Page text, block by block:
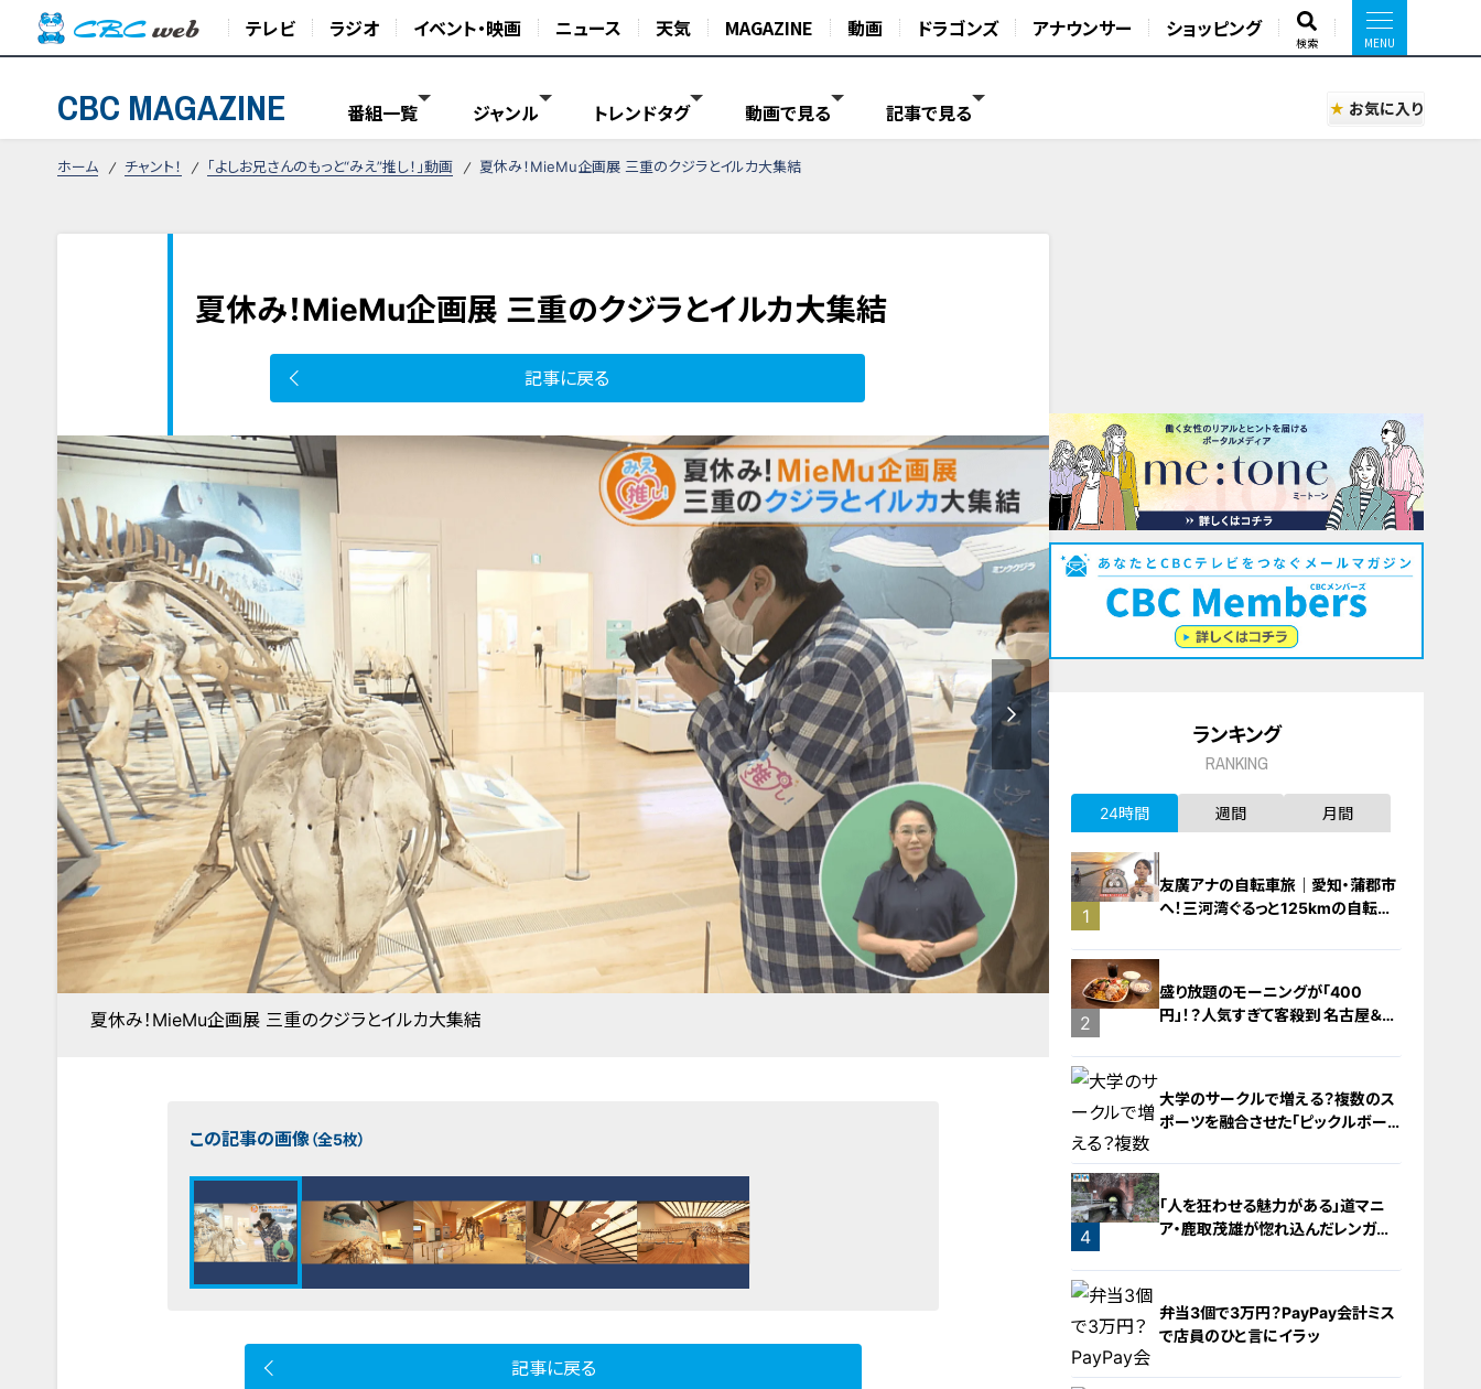
テレビ ラジオ イベント・映画 ニュース 天気 MAGAZINE 動画 ドラゴンズ アナウンサー ショッピング
検索
CBC MAGAZINE 番組一覧 ジャンル トレンドタグ 動画で見る 記事で見る お気に入り
ホーム チャント！ 「よしお兄さんのもっと“みえ”推し！」動画 夏休み！MieMu企画展 三重のクジラとイルカ大集結
夏休み！MieMu企画展 三重のクジラとイルカ大集結
記事に戻る
夏休み！MieMu企画展 三重のクジラとイルカ大集結
この記事の画像（全5枚）
記事に戻る
ランキング
RANKING
24時間 週間 月間
1
友廣アナの自転車旅｜愛知・蒲郡市
へ！三河湾ぐるっと125kmの自転車
2
盛り放題のモーニングが「400
円」！？人気すぎて客殺到 名古屋＆岐
3
大学のサークルで増える？複数のス
ポーツを融合させた「ピックルボー
4
「人を狂わせる魅力がある」道マニ
ア・鹿取茂雄が惚れ込んだレンガの
弁当3個で3万円？PayPay会計ミス
で店員のひと言にイラッ